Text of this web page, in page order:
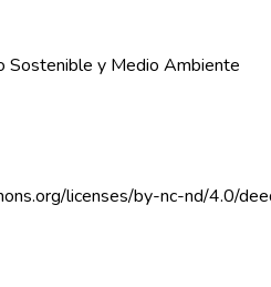
Sostenible y Medio Ambiente
licenses/by-nc-nd/4.0/